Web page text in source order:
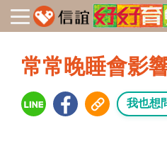
常常晚睡會影
我也想